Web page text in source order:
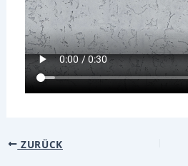
ZURÜCK